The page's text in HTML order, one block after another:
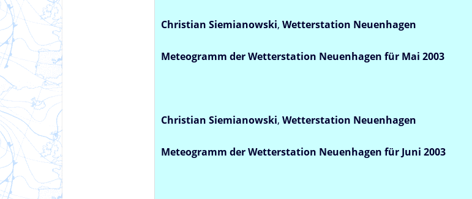
Christian Siemianowski, Wetterstation Neuenhagen
Meteogramm der Wetterstation Neuenhagen für Mai 2003
Christian Siemianowski, Wetterstation Neuenhagen
Meteogramm der Wetterstation Neuenhagen für Juni 2003